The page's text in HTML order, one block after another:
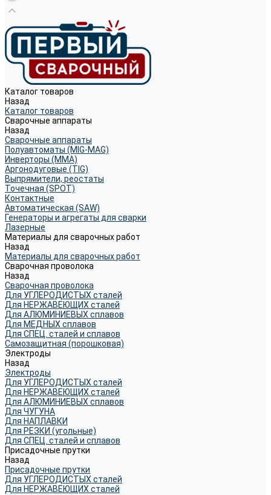
Каталог товаров
Назад
Каталог товаров
Сварочные аппараты
Назад
Сварочные аппараты
Полуавтоматы (MIG-MAG)
Инверторы (MMA)
Аргонодуговые (TIG)
Выпрямители, реостаты
Точечная (SPOT)
Контактные
Автоматическая (SAW)
Генераторы и агрегаты для сварки
Лазерные
Материалы для сварочных работ
Назад
Материалы для сварочных работ
Сварочная проволока
Назад
Сварочная проволока
Для УГЛЕРОДИСТЫХ сталей
Для НЕРЖАВЕЮЩИХ сталей
Для АЛЮМИНИЕВЫХ сплавов
Для МЕДНЫХ сплавов
Для СПЕЦ. сталей и сплавов
Самозащитная (порошковая)
Электроды
Назад
Электроды
Для УГЛЕРОДИСТЫХ сталей
Для НЕРЖАВЕЮЩИХ сталей
Для АЛЮМИНИЕВЫХ сплавов
Для ЧУГУНА
Для НАПЛАВКИ
Для РЕЗКИ (угольные)
Для СПЕЦ. сталей и сплавов
Присадочные прутки
Назад
Присадочные прутки
Для УГЛЕРОДИСТЫХ сталей
Для НЕРЖАВЕЮЩИХ сталей